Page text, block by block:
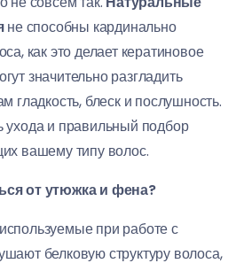
не способны кардинально
как это делает кератиновое
значительно разгладить
гладкость, блеск и послушность.
ухода и правильный подбор
вашему типу волос.
от утюжка и фена?
при работе с
белковую структуру волоса,